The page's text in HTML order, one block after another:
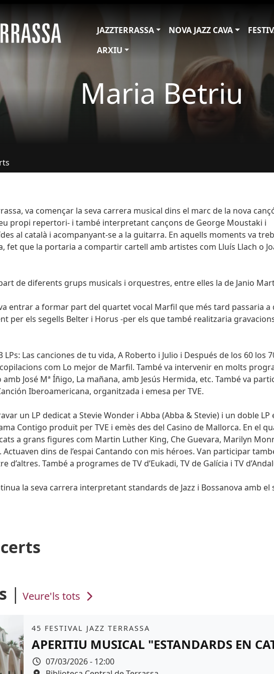
JAZZTERRASSA
NOVA JAZZ CAVA
ARXIU
Maria Betriu
va començar la seva carrera musical dins el marc de la nova
propi repertori- i també interpretant cançons de George Moustaki i
al català i acompanyant-se a la guitarra. En aquells moments va
fet que la portaria a compartir cartell amb artistes com Lluís Llach o
de diferents grups musicals i orquestres, entre elles la de Janio
entrar a formar part del quartet vocal Marfil que més tard passaria a
per els segells Belter i Horus -per els que també realitzaria
Las canciones de tu vida, A Roberto i Julio i Después de los 60 los
com Lo mejor de Marfil. També va intervenir en molts
José Mª Íñigo, La mañana, amb Jesús Hermida, etc. També va
Iberoamericana, organitzada i emesa per TVE.
un LP dedicat a Stevie Wonder i Abba (Abba & Stevie) i un doble LP
Contigo produït per TVE i emès des del Casino de Mallorca. En el
a grans figures com Martin Luther King, Che Guevara, Marilyn
dins de l’espai Cantando con mis héroes. Van participar
d’altres. També a programes de TV d’Eukadi, TV de Galícia i TV
la seva carrera interpretant standards de Jazz i Bossanova amb el
Veure'ls tots
Àmbit
45 FESTIVAL JAZZ TERRASSA
APERITIU MUSICAL "ESTANDARDS EN
Data
07/03/2026 - 12:00